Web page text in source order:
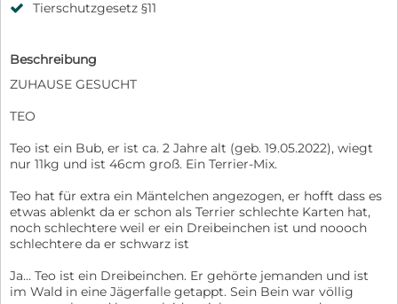
Tierschutzgesetz §11
Beschreibung
ZUHAUSE GESUCHT
TEO
Teo ist ein Bub, er ist ca. 2 Jahre alt (geb. 19.05.2022), wiegt
nur 11kg und ist 46cm groß. Ein Terrier-Mix.
Teo hat für extra ein Mäntelchen angezogen, er hofft dass es
etwas ablenkt da er schon als Terrier schlechte Karten hat,
noch schlechtere weil er ein Dreibeinchen ist und noooch
schlechtere da er schwarz ist
Ja… Teo ist ein Dreibeinchen. Er gehörte jemanden und ist
im Wald in eine Jägerfalle getappt. Sein Bein war völlig